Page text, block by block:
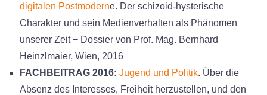
digitalen Postmoderne. Der schizoid-hysterische
Charakter und sein Medienverhalten als Phänomen
unserer Zeit − Dossier von Prof. Mag. Bernhard
Heinzlmaier, Wien, 2016
FACHBEITRAG 2016: Jugend und Politik. Über die
Absenz des Interesses, Freiheit herzustellen, und den